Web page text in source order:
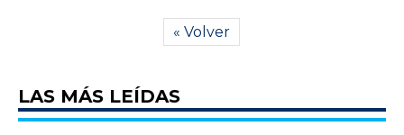
« Volver
LAS MÁS LEÍDAS